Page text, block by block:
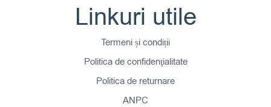
Linkuri utile
Termeni și condiții
Politica de confidenţialitate
Politica de returnare
ANPC